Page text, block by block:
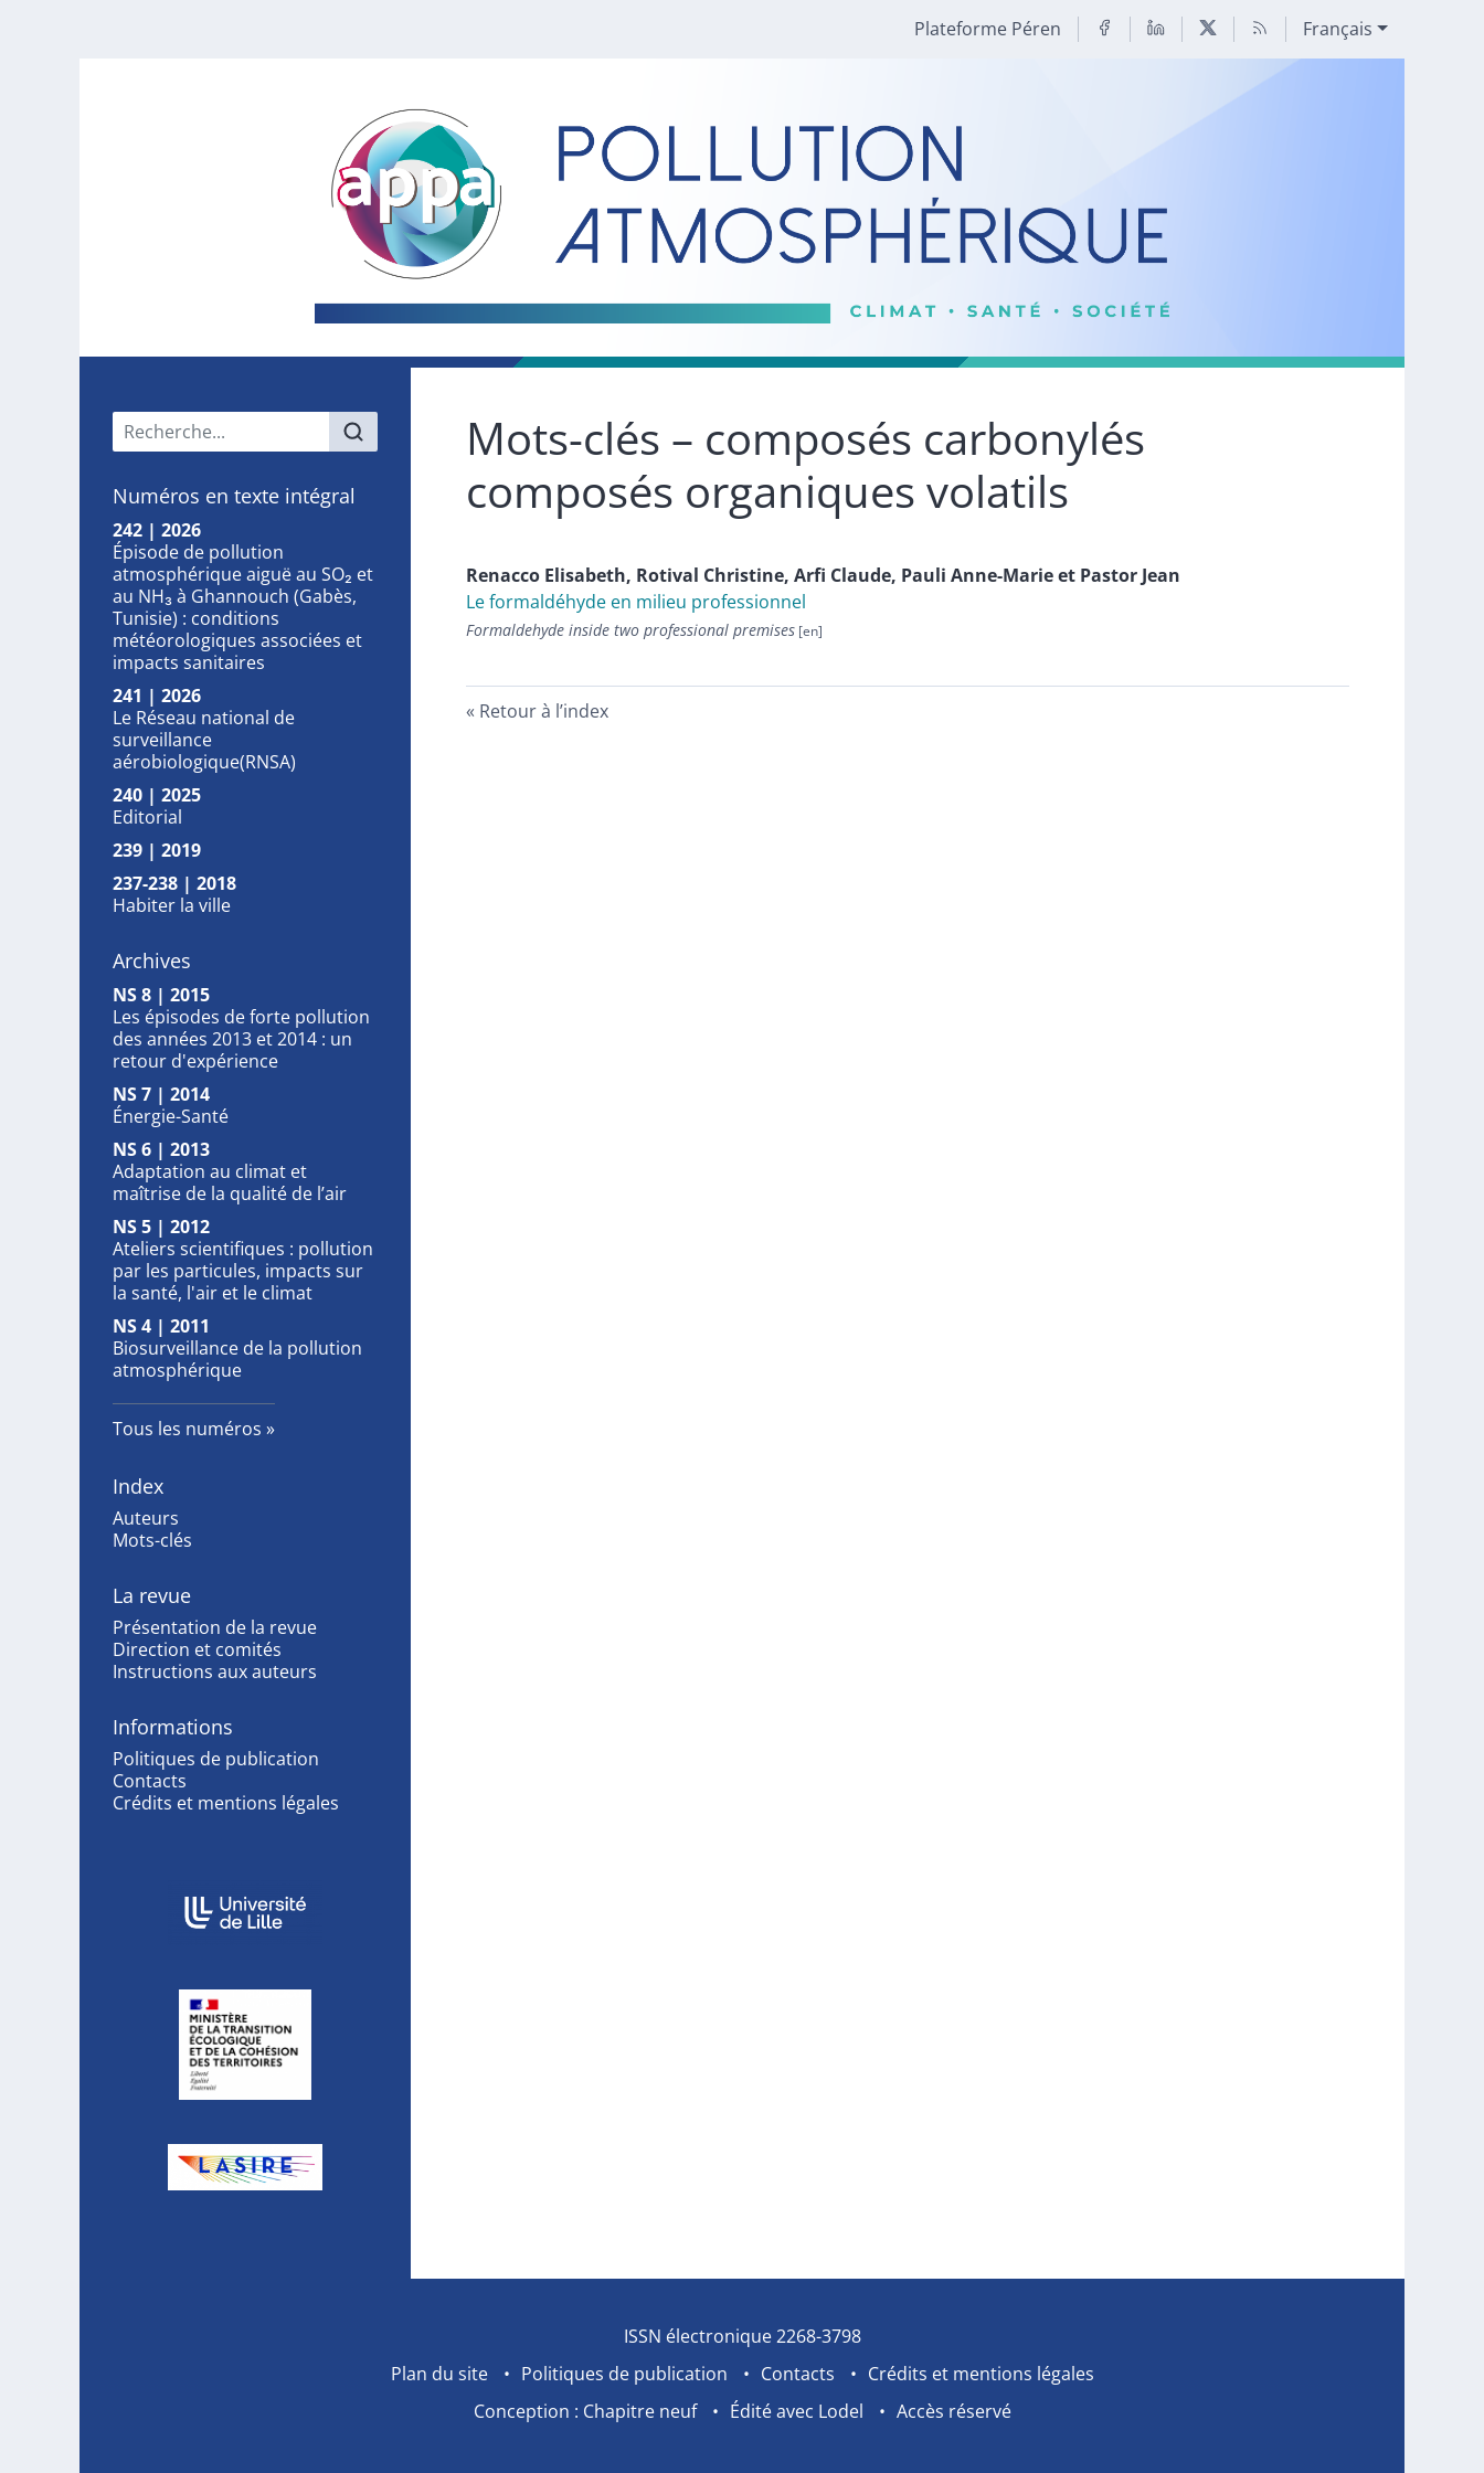
Plateforme Péren Français
Menu principal
Numéros en texte intégral
242 | 2026
Épisode de pollution
atmosphérique aiguë au SO₂ et
au NH₃ à Ghannouch (Gabès,
Tunisie) : conditions
météorologiques associées et
impacts sanitaires
241 | 2026
Le Réseau national de
surveillance
aérobiologique(RNSA)
240 | 2025
Editorial
239 | 2019
237-238 | 2018
Habiter la ville
Archives
NS 8 | 2015
Les épisodes de forte pollution
des années 2013 et 2014 : un
retour d'expérience
NS 7 | 2014
Énergie-Santé
NS 6 | 2013
Adaptation au climat et
maîtrise de la qualité de l’air
NS 5 | 2012
Ateliers scientifiques : pollution
par les particules, impacts sur
la santé, l'air et le climat
NS 4 | 2011
Biosurveillance de la pollution
atmosphérique
Tous les numéros
Index
Auteurs
Mots-clés
La revue
Présentation de la revue
Direction et comités
Instructions aux auteurs
Informations
Politiques de publication
Contacts
Crédits et mentions légales
Affiliations/partenaires
Mots-clés – composés carbonylés
composés organiques volatils
Renacco Elisabeth, Rotival Christine, Arfi Claude, Pauli Anne-Marieet Pastor Jean
Le formaldéhyde en milieu professionnel
Formaldehyde inside two professional premises
Retour à l’index
ISSN électronique 2268-3798
Plan du site
Politiques de publication Contacts
Crédits et mentions légales
Conception : Chapitre neuf
Édité avec Lodel Accès réservé